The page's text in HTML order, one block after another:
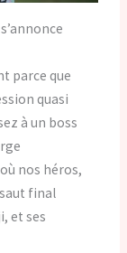
parce que
quasi
à un boss
nos héros,
final
et ses